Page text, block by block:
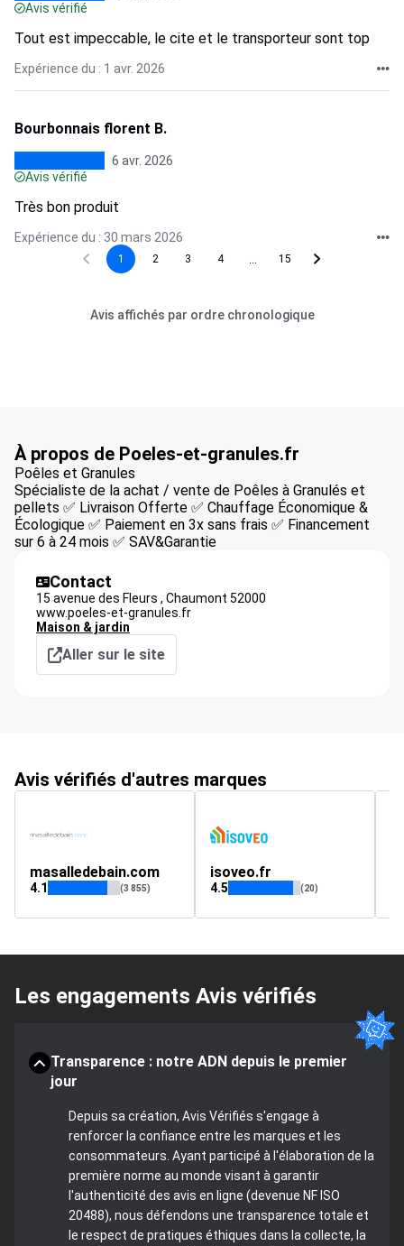
Avis vérifié
Tout est impeccable, le cite et le transporteur sont top
Expérience du : 1 avr. 2026
Bourbonnais florent B.
6 avr. 2026
Avis vérifié
Très bon produit
Expérience du : 30 mars 2026
1 2 3 4 15
Avis affichés par ordre chronologique
À propos de Poeles-et-granules.fr
Poêles et Granules
Spécialiste de la achat / vente de Poêles à Granulés et
pellets ✅ Livraison Offerte ✅ Chauffage Économique &
Écologique ✅ Paiement en 3x sans frais ✅ Financement
sur 6 à 24 mois ✅ SAV&Garantie
Contact
15 avenue des Fleurs , Chaumont 52000
www.poeles-et-granules.fr
Maison & jardin
Aller sur le site
Avis vérifiés d'autres marques
masalledebain.com
4.1 (3 855)
isoveo.fr
4.5 (20)
Les engagements Avis vérifiés
Transparence : notre ADN depuis le premier
jour
Depuis sa création, Avis Vérifiés s'engage à
renforcer la confiance entre les marques et les
consommateurs. Ayant participé à l'élaboration de la
première norme au monde visant à garantir
l'authenticité des avis en ligne (devenue NF ISO
20488), nous défendons une transparence totale et
le respect de pratiques éthiques dans la collecte, la